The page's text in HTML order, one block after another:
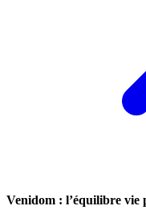
Venidom : l’équilibre vie